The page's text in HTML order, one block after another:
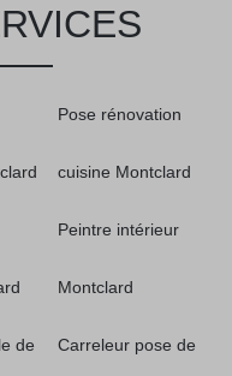
de
Pose rénovation
cuisine Montclard
Peintre intérieur
Montclard
Carreleur pose de